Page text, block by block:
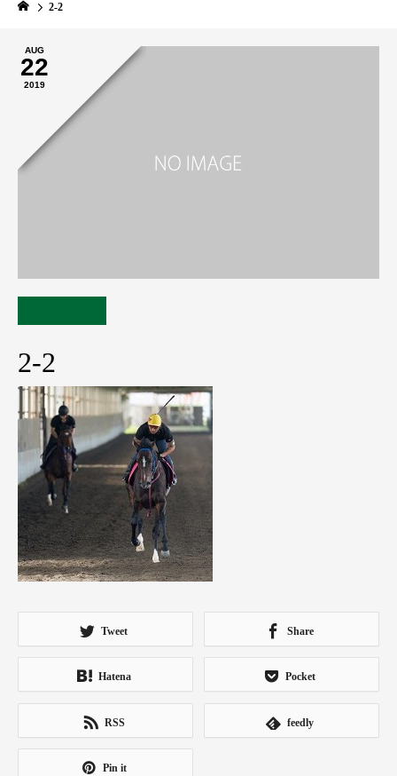
2-2
AUG
22
2019
2-2
Tweet Share
Hatena Pocket
RSS feedly
Pin it